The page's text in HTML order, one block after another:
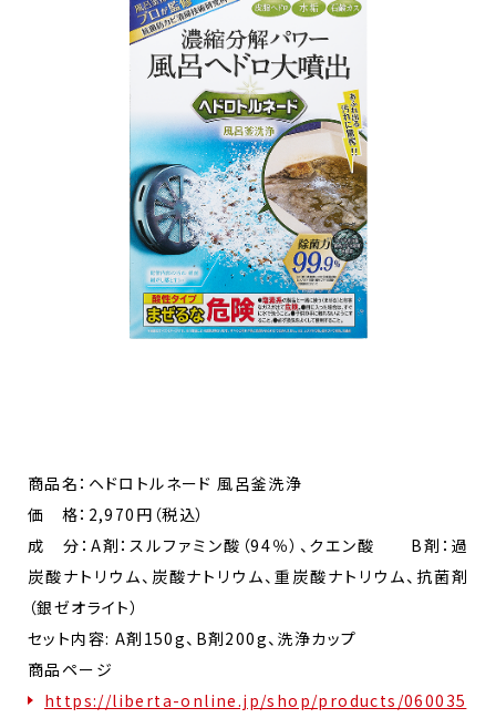
商品名：ヘドロトルネード 風呂釜洗浄
価 格：2,970円（税込）
成 分：A剤：スルファミン酸（94％）、クエン酸 B剤：過
炭酸ナトリウム、炭酸ナトリウム、重炭酸ナトリウム、抗菌剤
（銀ゼオライト）
セット内容: A剤150g、B剤200g、洗浄カップ
商品ページ
https://liberta-online.jp/shop/products/060035